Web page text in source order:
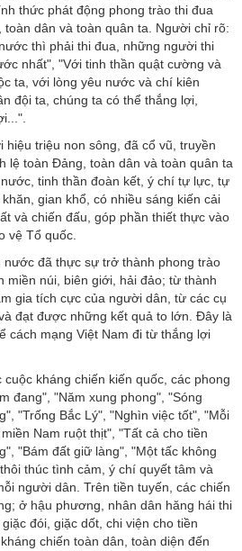
thức phát động phong trào thi đua
dân và toàn quân ta. Người chỉ rõ:
thì phải thi đua, những người thi
nhất", "Với tinh thần quật cường và
ta, với lòng yêu nước và chí kiên
đội ta, chúng ta có thể thắng lợi,
hiệu triệu non sông, đã cổ vũ, truyền
lệ toàn Đảng, toàn dân và toàn quân ta
tinh thần đoàn kết, ý chí tự lực, tự
gian khổ, có nhiều sáng kiến cải
và chiến đấu, góp phần thiết thực vào
vệ Tổ quốc.
nước đã thực sự trở thành phong trào
miền núi, biên giới, hải đảo; từ thành
gia tích cực của người dân, từ các cụ
đạt được những kết quả to lớn. Đây là
cách mạng Việt Nam đi từ thắng lợi
kháng chiến kiến quốc, các phong
đang", "Năm xung phong", "Sóng
"Trống Bắc Lý", "Nghìn việc tốt", "Mỗi
Nam ruột thịt", "Tất cả cho tiền
"Bám đất giữ làng", "Một tấc không
thúc tình cảm, ý chí quyết tâm và
người dân. Trên tiền tuyến, các chiến
ở hậu phương, nhân dân hăng hái thi
đói, giặc dốt, chi viện cho tiền
chiến toàn dân, toàn diện đến